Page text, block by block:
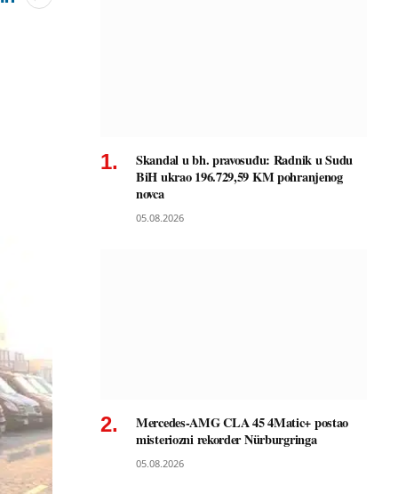
Skandal u bh. pravosuđu: Radnik u Sudu
BiH ukrao 196.729,59 KM pohranjenog
novca
05.08.2026
Mercedes-AMG CLA 45 4Matic+ postao
misteriozni rekorder Nürburgringa
05.08.2026